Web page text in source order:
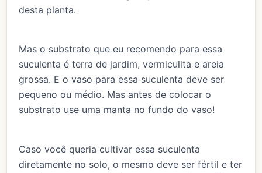
desta planta.
Mas o substrato que eu recomendo para essa
suculenta é terra de jardim, vermiculita e areia
grossa. E o vaso para essa suculenta deve ser
pequeno ou médio. Mas antes de colocar o
substrato use uma manta no fundo do vaso!
Caso você queria cultivar essa suculenta
diretamente no solo, o mesmo deve ser fértil e ter